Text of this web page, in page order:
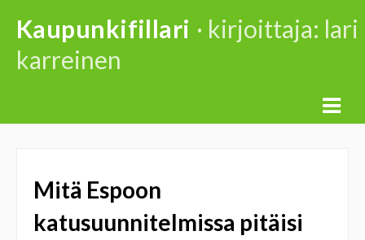
content
Kaupunkifillari · kirjoittaja: lari
karreinen
Mitä Espoon
katusuunnitelmissa pitäisi